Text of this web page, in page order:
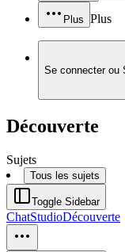
Plus Plus
Se connecter ou
Découverte
Sujets
Tous les sujets
Toggle Sidebar
ChatStudioDécouverte